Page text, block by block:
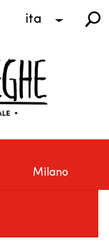
ita
Milano